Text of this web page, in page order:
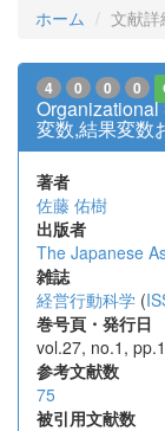
ホーム 文献詳
4 0 0 0
変数,結果変数
著者
佐藤 佑樹
出版者
The Japanese
雑誌
経営行動科学 (
巻号頁・発行日
vol.27, no.1,
参考文献数
75
被引用文献数